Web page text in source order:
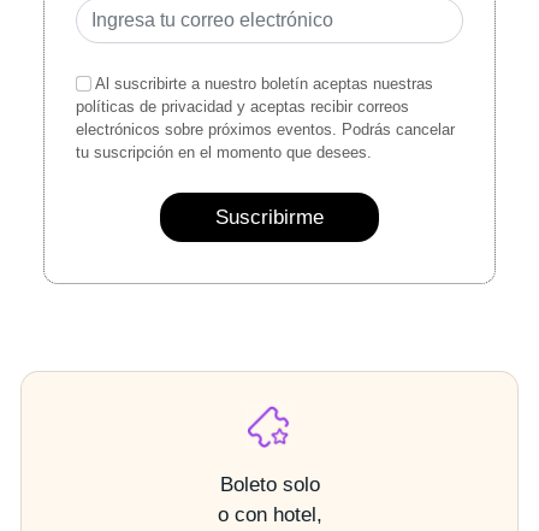
Al suscribirte a nuestro boletín aceptas nuestras
políticas de privacidad y aceptas recibir correos
electrónicos sobre próximos eventos. Podrás cancelar
tu suscripción en el momento que desees.
Suscribirme
Boleto solo
o con hotel,